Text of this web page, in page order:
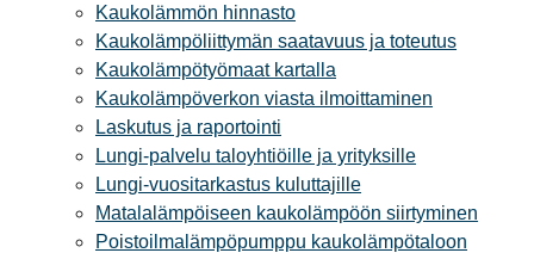
Kaukolämmön hinnasto
Kaukolämpöliittymän saatavuus ja toteutus
Kaukolämpötyömaat kartalla
Kaukolämpöverkon viasta ilmoittaminen
Laskutus ja raportointi
Lungi-palvelu taloyhtiöille ja yrityksille
Lungi-vuositarkastus kuluttajille
Matalalämpöiseen kaukolämpöön siirtyminen
Poistoilmalämpöpumppu kaukolämpötaloon